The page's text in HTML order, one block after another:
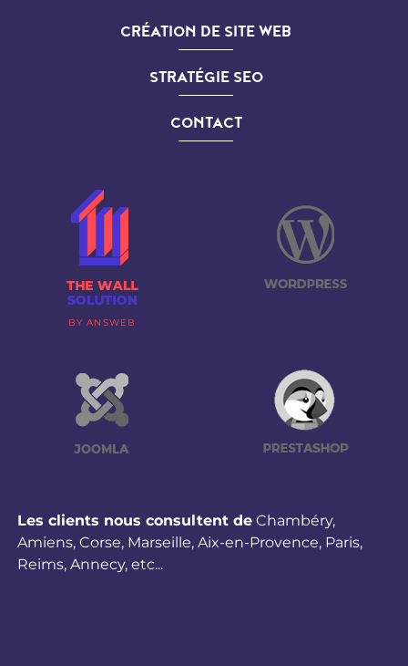
CRÉATION DE SITE WEB
STRATÉGIE SEO
CONTACT
BY ANSWEB
Les clients nous consultent de Chambéry,
Amiens, Corse, Marseille, Aix-en-Provence, Paris,
Reims, Annecy, etc...